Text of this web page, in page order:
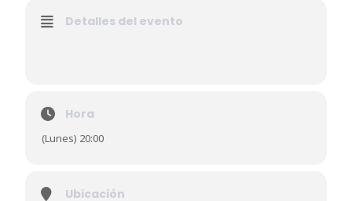
Detalles del evento
Hora
(Lunes) 20:00
Ubicación